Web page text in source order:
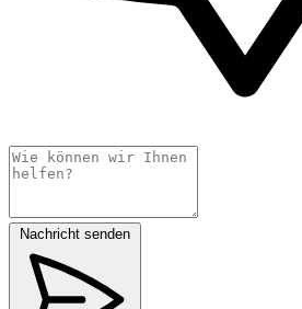
Nachricht senden